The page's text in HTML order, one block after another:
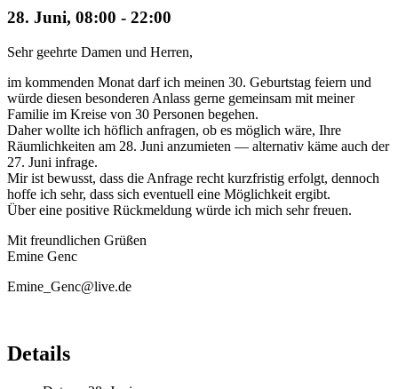
28. Juni, 08:00 - 22:00
Sehr geehrte Damen und Herren,
im kommenden Monat darf ich meinen 30. Geburtstag feiern und
würde diesen besonderen Anlass gerne gemeinsam mit meiner
Familie im Kreise von 30 Personen begehen.
Daher wollte ich höflich anfragen, ob es möglich wäre, Ihre
Räumlichkeiten am 28. Juni anzumieten — alternativ käme auch der
27. Juni infrage.
Mir ist bewusst, dass die Anfrage recht kurzfristig erfolgt, dennoch
hoffe ich sehr, dass sich eventuell eine Möglichkeit ergibt.
Über eine positive Rückmeldung würde ich mich sehr freuen.
Mit freundlichen Grüßen
Emine Genc
Emine_Genc@live.de
Details